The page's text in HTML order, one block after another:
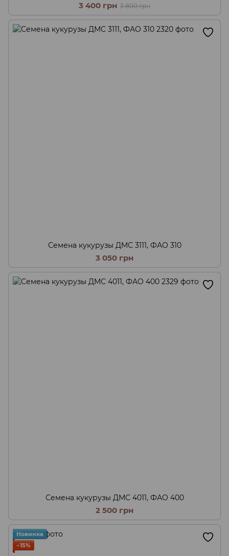
3 400 грн 3 800 грн
Семена кукурузы ДМС 3111, ФАО 310
3 050 грн
Семена кукурузы ДМС 4011, ФАО 400
2 500 грн
Новинка
−15%